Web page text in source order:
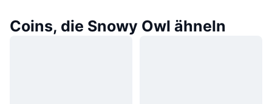
Coins, die Snowy Owl ähneln